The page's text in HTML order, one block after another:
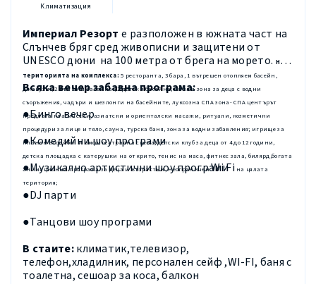
Климатизация
Империал Резорт е разположен в южната част на
Слънчев бряг сред живописни и защитени от
UNESCOдюни на 100 метра от брега на морето. На
територията на комплекса:5 ресторанта, 3 бара, 1 вътрешен отопляем басейн,
джакузи , 2 външни басейна , 2 детски басейна,Сплаш зона за деца с водни
съоръжения, чадъри и шезлонги на басейните, луксозна СПА зона- СПА центърът
предлага класически, азиатски и ориенталски масажи, ритуали, козметични
процедури за лице и тяло, сауна, турска баня, зона за водни забавления; игрище за
плажен волейбол и амфитеатрална сцена,детски клуб за деца от 4 до 12 години,
детска площадка с катерушки на открито, тенис на маса, фитнес зала, билярд,богата
анимационна програма за деца и възрастни, неограниченWi-Fiна цялата
територия;
Всяка вечер забавна програма:
●Бинго вечер
●Комедийни шоу програми
●Музикално артистични шоу програми
●DJпарти
●Танцови шоу програми
В стаите:климатик,телевизор,
телефон,хладилник, персонален сейф ,WI-FI, баня с
тоалетна, сешоар за коса, балкон